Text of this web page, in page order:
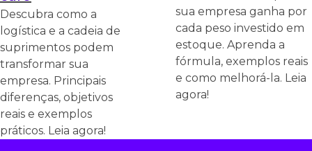
Descubra como a
logística e a cadeia de
suprimentos podem
transformar sua
empresa. Principais
diferenças, objetivos
reais e exemplos
práticos. Leia agora!
sua empresa ganha por
cada peso investido em
estoque. Aprenda a
fórmula, exemplos reais
e como melhorá-la. Leia
agora!